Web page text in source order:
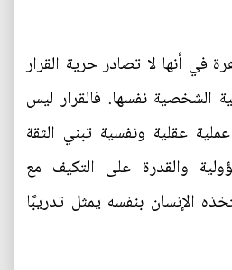
في أنها لا تصادر حرية القرار
الشخصية نفسها. فالقرار ليس
عقلية ونفسية تبني الثقة
والقدرة على التكيف مع
الإنسان بنفسه يمثل تدريبًا